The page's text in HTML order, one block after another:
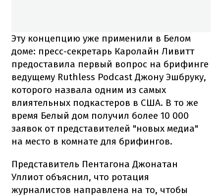
Эту концепцию уже применили в Белом
доме: пресс-секретарь Каролайн Ливитт
предоставила первый вопрос на брифинге
ведущему Ruthless Podcast Джону Эшбруку,
которого назвала одним из самых
влиятельных подкастеров в США. В то же
время Белый дом получил более 10 000
заявок от представителей "новых медиа"
на место в комнате для брифингов.
Представитель Пентагона Джонатан
Уллиот объяснил, что ротация
журналистов направлена на то, чтобы